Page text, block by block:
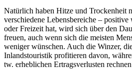
Natürlich haben Hitze und Trockenheit
verschiedene Lebensbereiche –
oder Freizeit hat, wird sich über den
freuen, auch wenn sich die meisten
weniger wünschen. Auch die Winzer,
Inlandstouristik profitieren davon,
tw. erheblichen Ertragsverlusten